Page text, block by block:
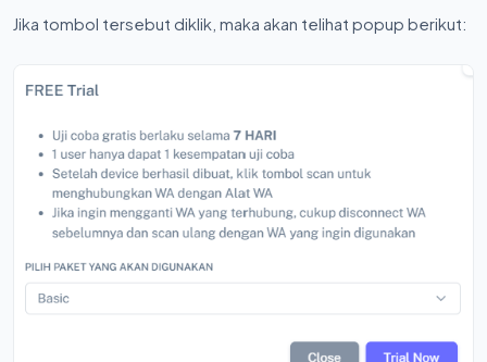
Jika tombol tersebut diklik, maka akan telihat popup berikut: